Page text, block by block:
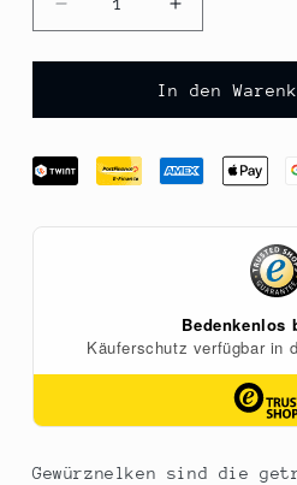
Verringere
die
Menge
Gewürzgarten
gemahlen,
100
Erhöhe
die
Menge
für
gemahlen,
100
In den
Gewürznelken sind die